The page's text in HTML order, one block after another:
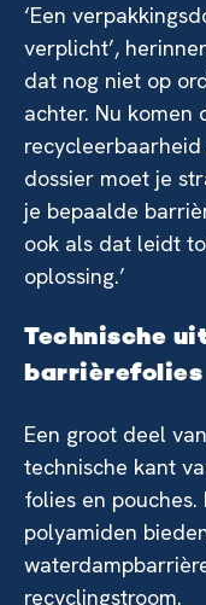
‘Een
verplicht’,
dat nog niet op
achter. Nu komen
dossier moet je
je bepaalde
ook als dat leidt
oplossing.’
Technische
barrièrefolies
Een groot deel
technische kant
folies en pouches.
polyamiden
recyclingstroom.